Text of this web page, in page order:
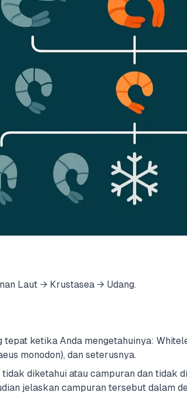
Laut → Krustasea → Udang.
tepat ketika Anda mengetahuinya:
monodon), dan seterusnya.
diketahui atau campuran dan tidak
jelaskan campuran tersebut dalam